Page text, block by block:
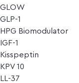
GLOW
GLP-1
HPG Biomodulator
IGF-1
Kisspeptin
KPV 10
LL-37